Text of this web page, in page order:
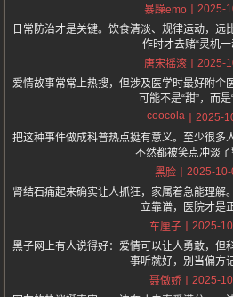
暴躁emo
2025-
日常防治才是关键。饮食清淡、规律运动，远
作时才去赌“灵机一
唐宋摇滚
2025-
爱情故事常常上热搜，但涉及医学时最好附个
可能不是“甜”，而是“
coocola
2025-
把这种事件做成科普热点挺有意义。至少很多
不然都被笑点冲淡了
黑脸
2025-10-
肾结石痛起来确实让人抓狂，家属着急能理解
立靠谱，医院才是
车厘子
2025-
黑子网上有人说得好：爱情可以让人勇敢，但
事听就好，别当偏方
聂傲娇
2025-